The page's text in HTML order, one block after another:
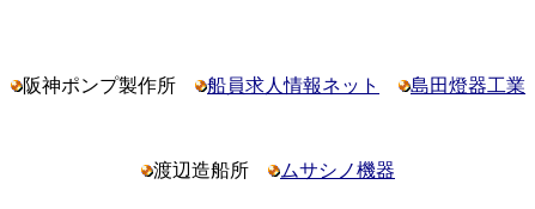
阪神ポンプ製作所 船員求人情報ネット 島田燈器工業
渡辺造船所 ムサシノ機器